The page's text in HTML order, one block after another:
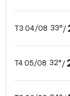
T3 04/08 33°/
T4 05/08 32°/